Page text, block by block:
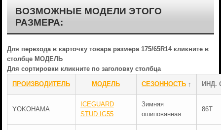
ВОЗМОЖНЫЕ МОДЕЛИ ЭТОГО
РАЗМЕРА:
Для перехода в карточку товара размера 175/65R14 кликните в
столбце МОДЕЛЬ
Для сортировки кликните по заголовку столбца
ПРОИЗВОДИТЕЛЬ МОДЕЛЬ СЕЗОННОСТЬ↑ ИНД.
YOKOHAMA
ICEGUARD
STUD IG55
Зимняя
ошипованная
86T